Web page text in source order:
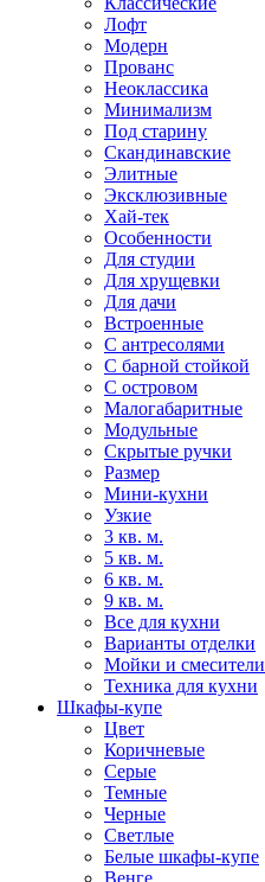
Лофт
Модерн
Прованс
Неоклассика
Минимализм
Под старину
Скандинавские
Элитные
Эксклюзивные
Хай-тек
Особенности
Для студии
Для хрущевки
Для дачи
Встроенные
С антресолями
С барной стойкой
С островом
Малогабаритные
Модульные
Скрытые ручки
Размер
Мини-кухни
Узкие
3 кв. м.
5 кв. м.
6 кв. м.
9 кв. м.
Все для кухни
Варианты отделки
Мойки и смесители
Техника для кухни
Шкафы-купе
Цвет
Коричневые
Серые
Темные
Черные
Светлые
Белые шкафы-купе
Венге